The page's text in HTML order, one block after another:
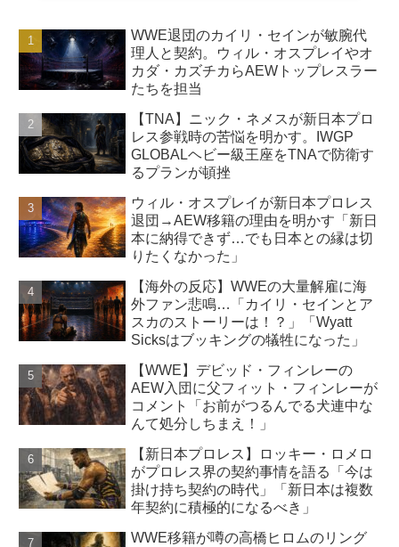
WWE退団のカイリ・セインが敏腕代
理人と契約。ウィル・オスプレイやオ
カダ・カズチカらAEWトップレスラー
たちを担当
【TNA】ニック・ネメスが新日本プロ
レス参戦時の苦悩を明かす。IWGP
GLOBALヘビー級王座をTNAで防衛す
るプランが頓挫
ウィル・オスプレイが新日本プロレス
退団→AEW移籍の理由を明かす「新日
本に納得できず…でも日本との縁は切
りたくなかった」
【海外の反応】WWEの大量解雇に海
外ファン悲鳴…「カイリ・セインとア
スカのストーリーは！？」「Wyatt
Sicksはブッキングの犠牲になった」
【WWE】デビッド・フィンレーの
AEW入団に父フィット・フィンレーが
コメント「お前がつるんでる犬連中な
んて処分しちまえ！」
【新日本プロレス】ロッキー・ロメロ
がプロレス界の契約事情を語る「今は
掛け持ち契約の時代」「新日本は複数
年契約に積極的になるべき」
WWE移籍が噂の高橋ヒロムのリング